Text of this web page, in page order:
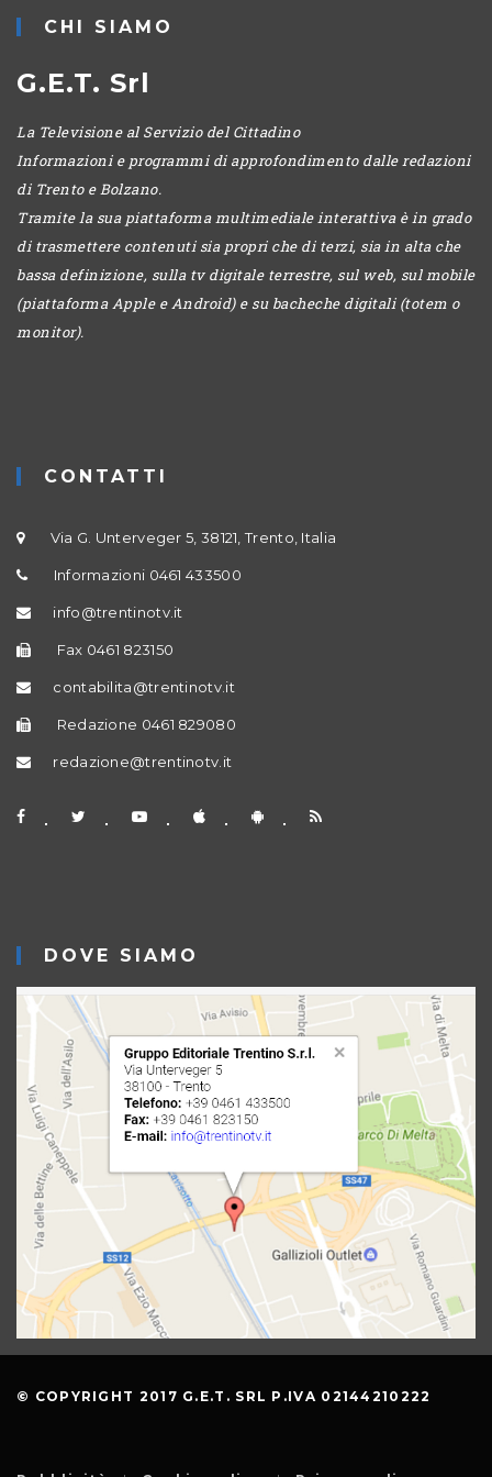
CHI SIAMO
G.E.T. Srl
La Televisione al Servizio del Cittadino
Informazioni e programmi di approfondimento dalle redazioni
di Trento e Bolzano.
Tramite la sua piattaforma multimediale interattiva è in grado
di trasmettere contenuti sia propri che di terzi, sia in alta che
bassa definizione, sulla tv digitale terrestre, sul web, sul mobile
(piattaforma Apple e Android) e su bacheche digitali (totem o
monitor).
CONTATTI
Via G. Unterveger 5, 38121, Trento, Italia
Informazioni 0461 433500
info@trentinotv.it
Fax 0461 823150
contabilita@trentinotv.it
Redazione 0461 829080
redazione@trentinotv.it
DOVE SIAMO
© COPYRIGHT 2017 G.E.T. SRL P.IVA 02144210222